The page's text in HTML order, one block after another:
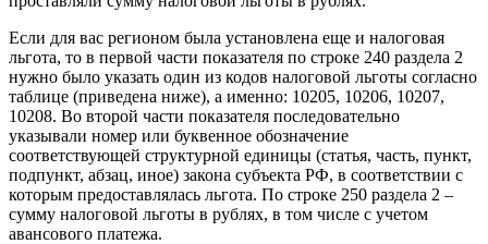
Если для вас регионом была установлена еще и налоговая
льгота, то в первой части показателя по строке 240 раздела 2
нужно было указать один из кодов налоговой льготы согласно
таблице (приведена ниже), а именно: 10205, 10206, 10207,
10208. Во второй части показателя последовательно
указывали номер или буквенное обозначение
соответствующей структурной единицы (статья, часть, пункт,
подпункт, абзац, иное) закона субъекта РФ, в соответствии с
которым предоставлялась льгота. По строке 250 раздела 2 –
сумму налоговой льготы в рублях, в том числе с учетом
авансового платежа.